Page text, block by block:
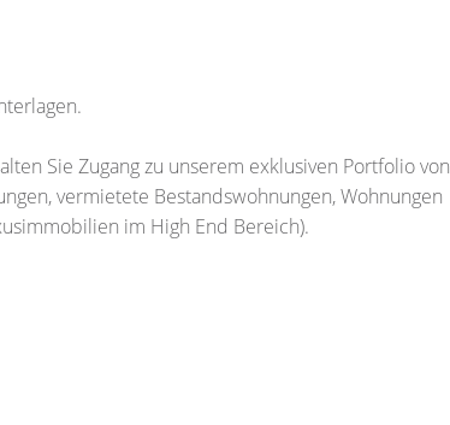
Sie Zugang zu unserem exklusiven Portfolio von
vermietete Bestandswohnungen, Wohnungen
im High End Bereich).